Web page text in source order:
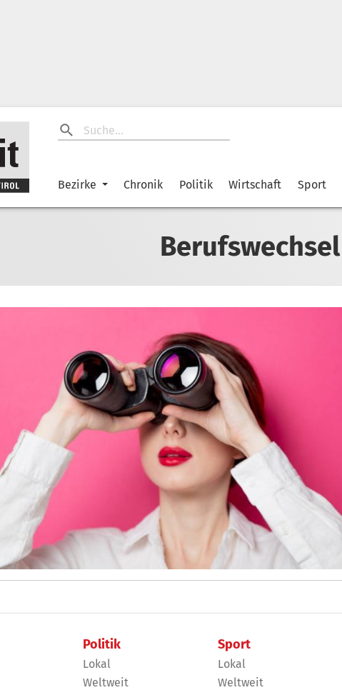
Bezirke Chronik Politik Wirtschaft Sport
Berufswechsel
Politik
Lokal
Weltweit
Sport
Lokal
Weltweit